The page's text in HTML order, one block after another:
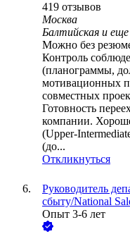
419 отзывов
Москва
Балтийская и еще
Можно без
Контроль
(планограммы,
мотивационных
совместных
Готовность
компании.
(Upper-
(до...
Откликнуться
Руководитель
сбыту/National
Опыт 3-6 лет